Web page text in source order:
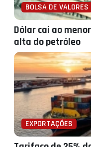
BOLSA DE VALORES
Dólar cai ao
alta do petróleo
EXPORTAÇÕES